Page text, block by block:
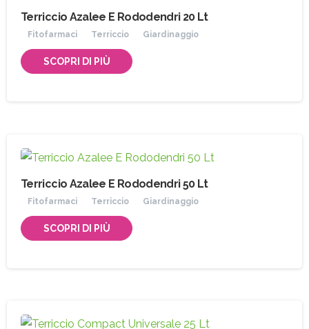
Terriccio Azalee E Rododendri 20 Lt
Fitofarmaci Terriccio Giardinaggio
SCOPRI DI PIÙ
Terriccio Azalee E Rododendri 50 Lt
Fitofarmaci Terriccio Giardinaggio
SCOPRI DI PIÙ